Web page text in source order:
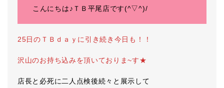
こんにちは♪ＴＢ平尾店です(^▽^)/
25日のＴＢｄａｙに引き続き今日も！！
沢山のお持ち込みを頂いておりま~す★
店長と必死に二人点検後続々と展示して